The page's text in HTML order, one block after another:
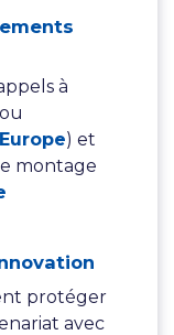
à
) et
montage
protéger
avec